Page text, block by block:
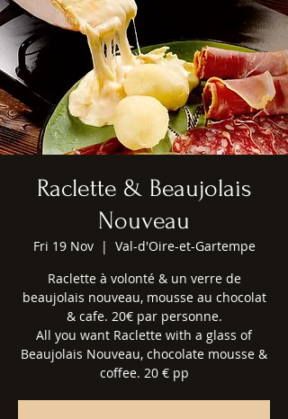
Raclette & Beaujolais
Nouveau
Fri 19 Nov
  |
Val-d'Oire-et-Gartempe
Raclette à volonté & un verre de
beaujolais nouveau, mousse au chocolat
& cafe. 20€ par personne.
All you want Raclette with a glass of
Beaujolais Nouveau, chocolate mousse &
coffee. 20 € pp